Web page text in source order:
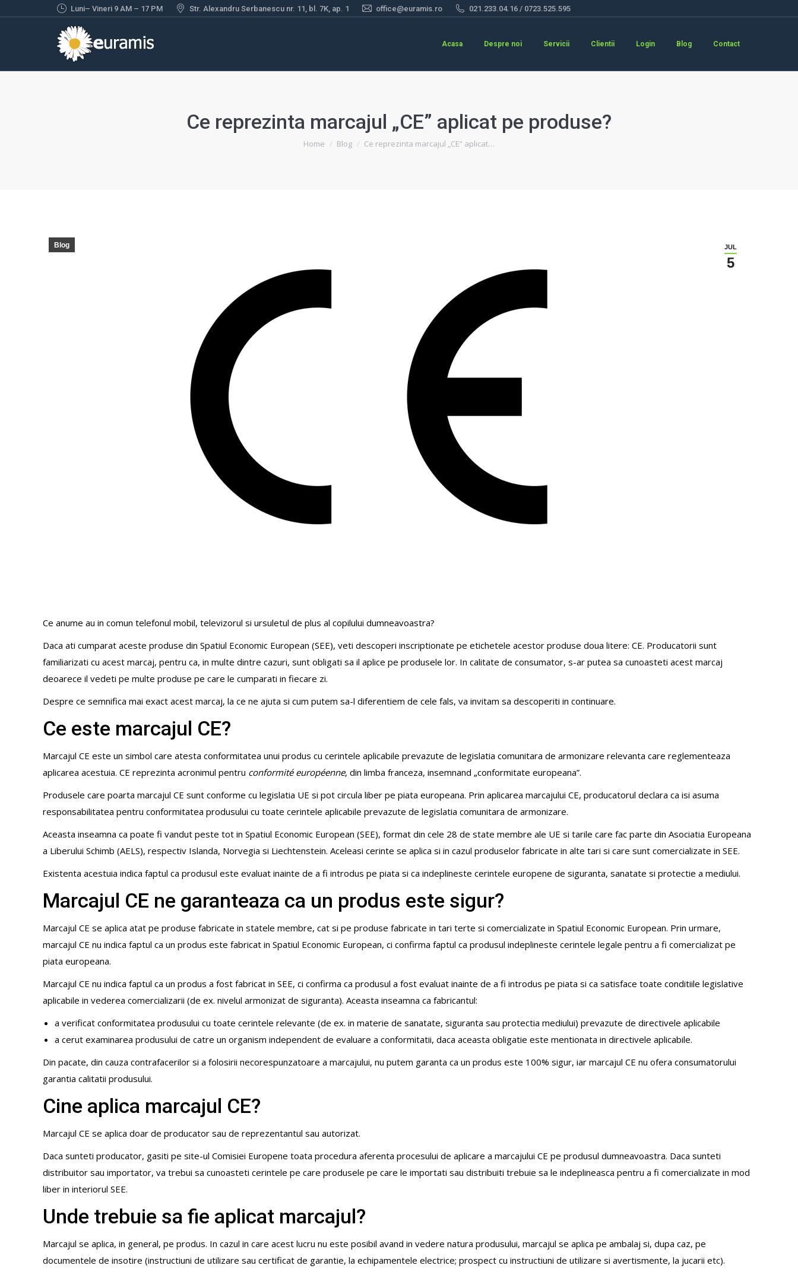
Luni– Vineri 9 AM – 17 PM Str. Alexandru Serbanescu nr. 11, bl. 7K, ap. 1 office@euramis.ro 021.233.04.16 / 0723.525.595
Acasa Despre noi Servicii Clientii Login Blog Contact
Ce reprezinta marcajul „CE” aplicat pe produse?
You are here:
Home Blog Ce reprezinta marcajul „CE” aplicat…
JUL
5
Blog
Ce anume au in comun telefonul mobil, televizorul si ursuletul de plus al copilului dumneavoastra?
Daca ati cumparat aceste produse din Spatiul Economic European (SEE), veti descoperi inscriptionate pe etichetele acestor produse doua litere: CE. Producatorii sunt
familiarizati cu acest marcaj, pentru ca, in multe dintre cazuri, sunt obligati sa il aplice pe produsele lor. In calitate de consumator, s-ar putea sa cunoasteti acest marcaj
deoarece il vedeti pe multe produse pe care le cumparati in fiecare zi.
Despre ce semnifica mai exact acest marcaj, la ce ne ajuta si cum putem sa-l diferentiem de cele fals, va invitam sa descoperiti in continuare.
Ce este marcajul CE?
Marcajul CE este un simbol care atesta conformitatea unui produs cu cerintele aplicabile prevazute de legislatia comunitara de armonizare relevanta care reglementeaza
aplicarea acestuia. CE reprezinta acronimul pentru conformité européenne, din limba franceza, insemnand „conformitate europeana”.
Produsele care poarta marcajul CE sunt conforme cu legislatia UE si pot circula liber pe piata europeana. Prin aplicarea marcajului CE, producatorul declara ca isi asuma
responsabilitatea pentru conformitatea produsului cu toate cerintele aplicabile prevazute de legislatia comunitara de armonizare.
Aceasta inseamna ca poate fi vandut peste tot in Spatiul Economic European (SEE), format din cele 28 de state membre ale UE si tarile care fac parte din Asociatia Europeana
a Liberului Schimb (AELS), respectiv Islanda, Norvegia si Liechtenstein. Aceleasi cerinte se aplica si in cazul produselor fabricate in alte tari si care sunt comercializate in SEE.
Existenta acestuia indica faptul ca produsul este evaluat inainte de a fi introdus pe piata si ca indeplineste cerintele europene de siguranta, sanatate si protectie a mediului.
Marcajul CE ne garanteaza ca un produs este sigur?
Marcajul CE se aplica atat pe produse fabricate in statele membre, cat si pe produse fabricate in tari terte si comercializate in Spatiul Economic European. Prin urmare,
marcajul CE nu indica faptul ca un produs este fabricat in Spatiul Economic European, ci confirma faptul ca produsul indeplineste cerintele legale pentru a fi comercializat pe
piata europeana.
Marcajul CE nu indica faptul ca un produs a fost fabricat in SEE, ci confirma ca produsul a fost evaluat inainte de a fi introdus pe piata si ca satisface toate conditiile legislative
aplicabile in vederea comercializarii (de ex. nivelul armonizat de siguranta). Aceasta inseamna ca fabricantul:
a verificat conformitatea produsului cu toate cerintele relevante (de ex. in materie de sanatate, siguranta sau protectia mediului) prevazute de directivele aplicabile
a cerut examinarea produsului de catre un organism independent de evaluare a conformitatii, daca aceasta obligatie este mentionata in directivele aplicabile.
Din pacate, din cauza contrafacerilor si a folosirii necorespunzatoare a marcajului, nu putem garanta ca un produs este 100% sigur, iar marcajul CE nu ofera consumatorului
garantia calitatii produsului.
Cine aplica marcajul CE?
Marcajul CE se aplica doar de producator sau de reprezentantul sau autorizat.
Daca sunteti producator, gasiti pe site-ul Comisiei Europene toata procedura aferenta procesului de aplicare a marcajului CE pe produsul dumneavoastra. Daca sunteti
distribuitor sau importator, va trebui sa cunoasteti cerintele pe care produsele pe care le importati sau distribuiti trebuie sa le indeplineasca pentru a fi comercializate in mod
liber in interiorul SEE.
Unde trebuie sa fie aplicat marcajul?
Marcajul se aplica, in general, pe produs. In cazul in care acest lucru nu este posibil avand in vedere natura produsului, marcajul se aplica pe ambalaj si, dupa caz, pe
documentele de insotire (instructiuni de utilizare sau certificat de garantie, la echipamentele electrice; prospect cu instructiuni de utilizare si avertismente, la jucarii etc).